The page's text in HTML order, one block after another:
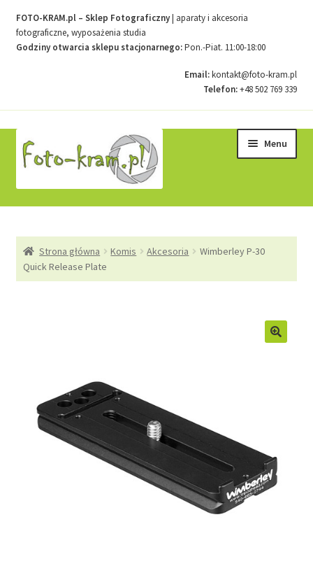
FOTO-KRAM.pl – Sklep Fotograficzny| aparaty i akcesoria
fotograficzne, wyposażenia studia
Godziny otwarcia sklepu stacjonarnego:Pon.-Piat. 11:00-18:00
Email:kontakt@foto-kram.pl
Telefon:+48 502 769 339
do
nawigacji
do
treści
Menu
Kontakt
Sample Page
Strona główna Komis Akcesoria
Wimberley P-30
Quick Release Plate